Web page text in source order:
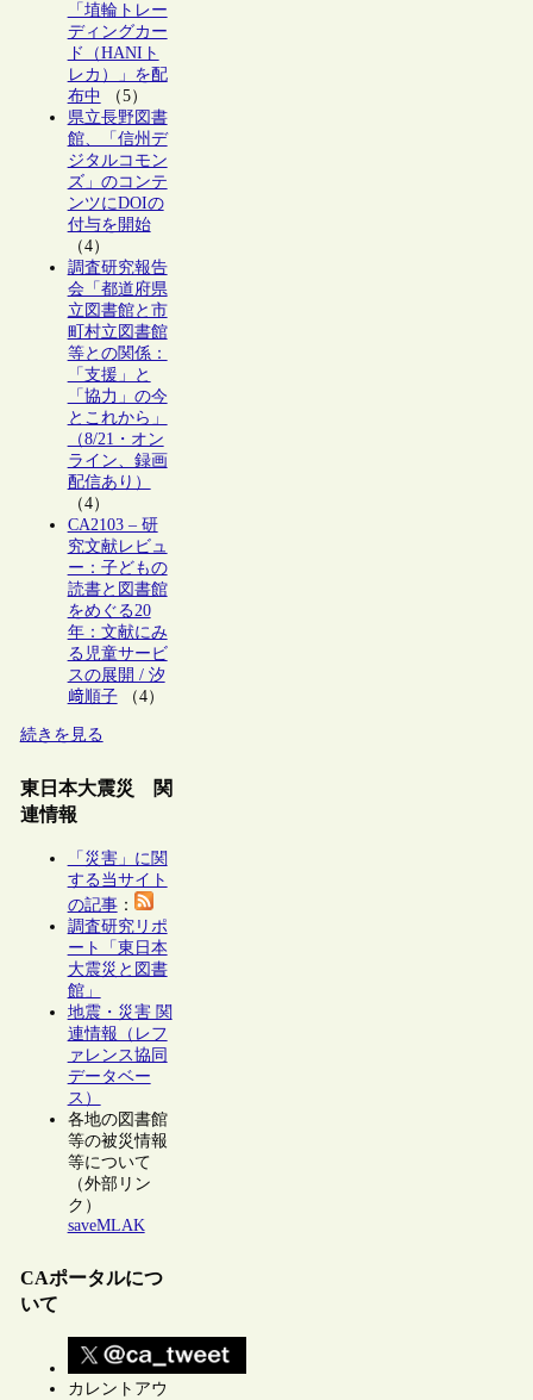
「埴輪トレー
ディングカー
ド（HANIト
レカ）」を配
布中 （5）
県立長野図書
館、「信州デ
ジタルコモン
ズ」のコンテ
ンツにDOIの
付与を開始
（4）
調査研究報告
会「都道府県
立図書館と市
町村立図書館
等との関係：
「支援」と
「協力」の今
とこれから」
（8/21・オン
ライン、録画
配信あり）
（4）
CA2103 – 研
究文献レビュ
ー：子どもの
読書と図書館
をめぐる20
年：文献にみ
る児童サービ
スの展開 / 汐
﨑順子（4）
続きを見る
東日本大震災 関
連情報
「災害」に関
する当サイト
の記事：
調査研究リポ
ート「東日本
大震災と図書
館」
地震・災害 関
連情報（レフ
ァレンス協同
データベー
ス）
各地の図書館
等の被災情報
等について
（外部リン
ク）
saveMLAK
CAポータルにつ
いて
カレントアウ